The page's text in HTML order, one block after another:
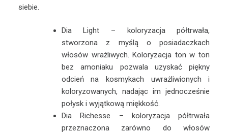
siebie.
Dia Light – koloryzacja półtrwała,
stworzona z myślą o posiadaczkach
włosów wrażliwych. Koloryzacja ton w ton
bez amoniaku pozwala uzyskać piękny
odcień na kosmykach uwrażliwionych i
koloryzowanych, nadając im jednocześnie
połysk i wyjątkową miękkość.
Dia Richesse – koloryzacja półtrwała
przeznaczona zarówno do włosów